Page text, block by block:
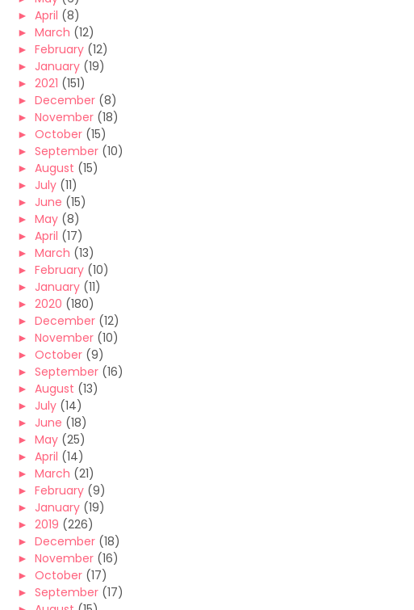
► April (8)
► March (12)
► February (12)
► January (19)
► 2021 (151)
► December (8)
► November (18)
► October (15)
► September (10)
► August (15)
► July (11)
► June (15)
► May (8)
► April (17)
► March (13)
► February (10)
► January (11)
► 2020 (180)
► December (12)
► November (10)
► October (9)
► September (16)
► August (13)
► July (14)
► June (18)
► May (25)
► April (14)
► March (21)
► February (9)
► January (19)
► 2019 (226)
► December (18)
► November (16)
► October (17)
► September (17)